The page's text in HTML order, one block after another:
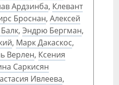
Ардзинба, Клевант
Броснан, Алексей
, Эндрю Бергман,
, Марк Дакаскос,
Верлен, Ксения
Саркисян
Ивлеева,